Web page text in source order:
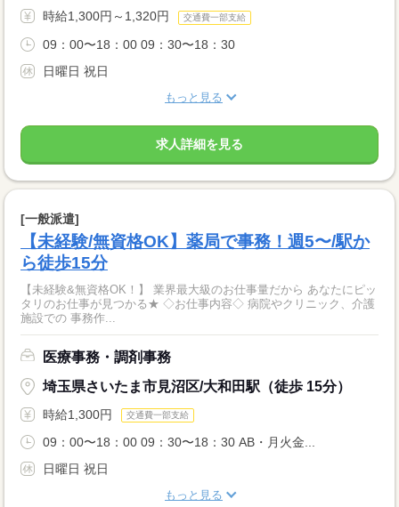
時給1,300円～1,320円 交通費一部支給
09：00〜18：00 09：30〜18：30
日曜日 祝日
もっと見る
求人詳細を見る
[一般派遣]
【未経験/無資格OK】薬局で事務！週5〜/駅か
ら徒歩15分
【未経験&無資格OK！】 業界最大級のお仕事量だから あなたにピッ
タリのお仕事が見つかる★ ◇お仕事内容◇ 病院やクリニック、介護
施設での 事務作...
医療事務・調剤事務
埼玉県さいたま市見沼区/大和田駅（徒歩 15分）
時給1,300円 交通費一部支給
09：00〜18：00 09：30〜18：30 AB・月火金...
日曜日 祝日
もっと見る